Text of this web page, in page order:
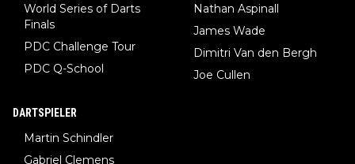
World Series of Darts
Finals
PDC Challenge Tour
PDC Q-School
Nathan Aspinall
James Wade
Dimitri Van den Bergh
Joe Cullen
DARTSPIELER
Martin Schindler
Gabriel Clemens